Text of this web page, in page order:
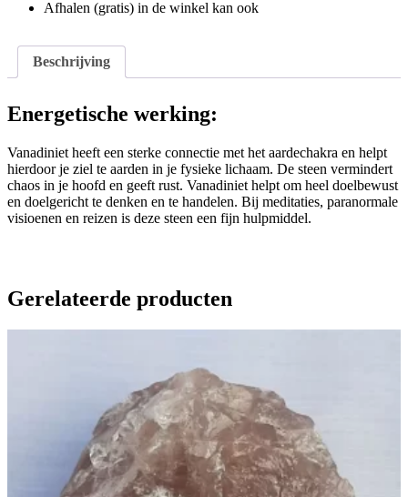
Afhalen (gratis) in de winkel kan ook
Beschrijving
Energetische werking:
Vanadiniet heeft een sterke connectie met het aardechakra en helpt
hierdoor je ziel te aarden in je fysieke lichaam. De steen vermindert
chaos in je hoofd en geeft rust. Vanadiniet helpt om heel doelbewust
en doelgericht te denken en te handelen. Bij meditaties, paranormale
visioenen en reizen is deze steen een fijn hulpmiddel.
Gerelateerde producten